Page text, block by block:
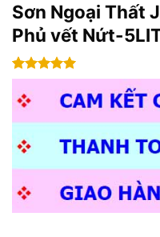
Sơn Ngoại Thất
Phủ vết Nứt-
5trên 5
dựa trên
1
đánh giá